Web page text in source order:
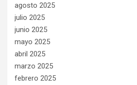
agosto 2025
julio 2025
junio 2025
mayo 2025
abril 2025
marzo 2025
febrero 2025